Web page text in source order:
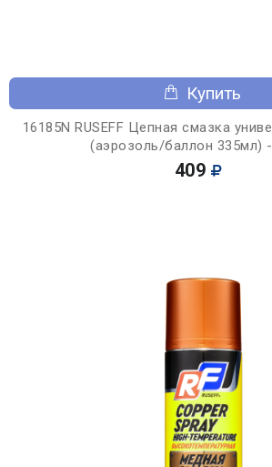
Купить
16185N RUSEFF Цепная смазка
(аэрозоль/баллон 335мл)
409